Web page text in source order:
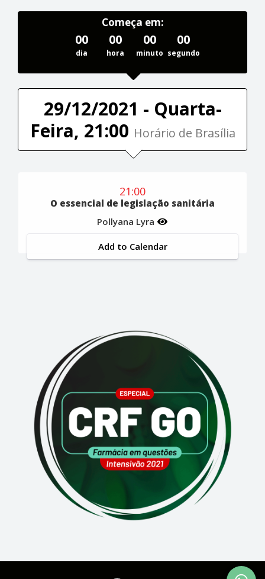
Começa em:
00
dia
00
hora
00
minuto
00
segundo
29/12/2021 - Quarta-
Feira, 21:00 Horário de Brasília
21:00
O essencial de legislação sanitária
Pollyana Lyra
Add to Calendar